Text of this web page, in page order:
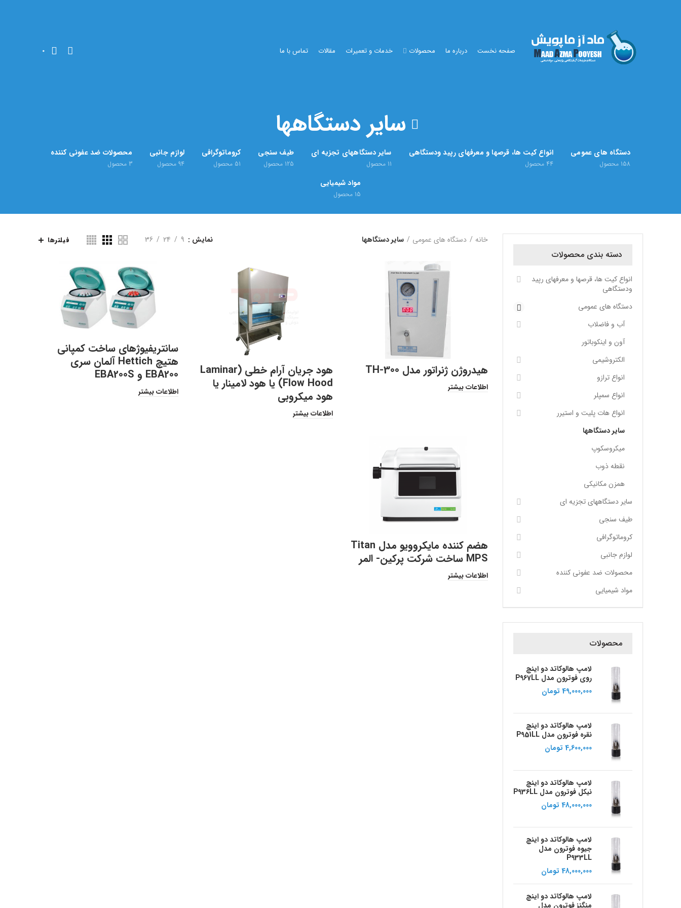
صفحه نخست درباره ما محصولات خدمات و تعمیرات مقالات تماس با ما 0
سایر دستگاهها
دستگاه های عمومی
158 محصول
انواع کیت ها، قرصها و معرفهای رپید ودستگاهی
44 محصول
سایر دستگاههای تجزیه ای
11 محصول
طیف سنجی
125 محصول
کروماتوگرافی
51 محصول
لوازم جانبی
94 محصول
محصولات ضد عفونی کننده
3 محصول
مواد شیمیایی
15 محصول
دسته بندی محصولات
انواع کیت ها، قرصها و معرفهای رپید
ودستگاهی
دستگاه های عمومی
آب و فاضلاب
آون و اینکوباتور
الکتروشیمی
انواع ترازو
انواع سمپلر
انواع هات پلیت و استیرر
سایر دستگاهها
میکروسکوپ
نقطه ذوب
همزن مکانیکی
سایر دستگاههای تجزیه ای
طیف سنجی
کروماتوگرافی
لوازم جانبی
محصولات ضد عفونی کننده
مواد شیمیایی
محصولات
لامپ هالوکاتد دو اینچ
روی فوترون مدل P967LL
49,000,000 تومان
لامپ هالوکاتد دو اینچ
نقره فوترون مدل P951LL
4,600,000 تومان
لامپ هالوکاتد دو اینچ
نیکل فوترون مدل P936LL
48,000,000 تومان
لامپ هالوکاتد دو اینچ
جیوه فوترون مدل
P933LL
48,000,000 تومان
لامپ هالوکاتد دو اینچ
منگنز فوترون مدل
خانه دستگاه های عمومی سایر دستگاهها نمایش 9
24
36 فیلترها
هیدروژن ژنراتور مدل TH-300
اطلاعات بیشتر
هود جریان آرام خطی (Laminar
Flow Hood) یا هود لامینار یا
هود میکروبی
اطلاعات بیشتر
سانتریفیوژهای ساخت کمپانی
هتیچ Hettich آلمان سری
EBA200 و EBA200S
اطلاعات بیشتر
هضم کننده مایکروویو مدل Titan
MPS ساخت شرکت پرکین- المر
اطلاعات بیشتر